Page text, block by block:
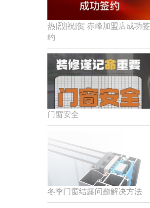
热|烈|祝|贺 赤峰加盟店成功签
约
门窗安全
冬季门窗结露问题解决方法